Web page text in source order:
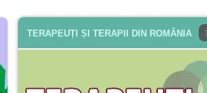
TERAPEUȚI ȘI TERAPII DIN ROMÂNIA